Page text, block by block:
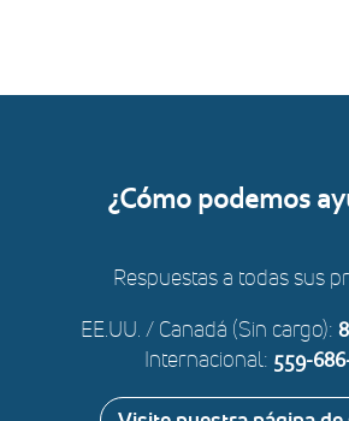
¿Cómo podemos
Respuestas a todas sus
EE.UU. / Canadá (Sin cargo):
Internacional: 559-